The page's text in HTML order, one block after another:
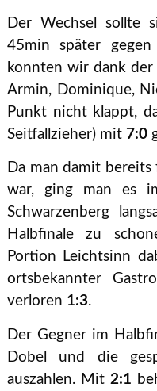
Der Wechsel sollte
45min später
konnten wir dank der
Armin, Dominique,
Punkt nicht klappt,
Seitfallzieher) mit 7:0
Da man damit
war, ging man es
Schwarzenberg
Halbfinale zu
Portion Leichtsinn
ortsbekannter
verloren 1:3.
Der Gegner im
Dobel und die
auszahlen. Mit 2:1